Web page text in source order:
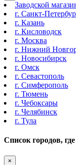
Заводской
г. Санкт-
г. Казань
г. Кисловодск
г. Москва
г. Нижний
г. Новосибирск
г. Омск
г. Севастополь
г. Симферополь
г. Тюмень
г. Чебоксары
г. Челябинск
г. Тула
Список городов,
×